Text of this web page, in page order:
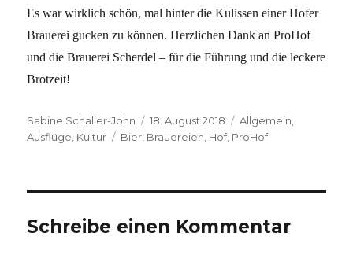
Es war wirklich schön, mal hinter die Kulissen einer Hofer
Brauerei gucken zu können. Herzlichen Dank an ProHof
und die Brauerei Scherdel – für die Führung und die leckere
Brotzeit!
Autor
Sabine Schaller-John
Veröffentlicht
am
18. August 2018 Kategorien
Allgemein,
Ausflüge, Kultur Schlagwörter
Bier, Brauereien, Hof, ProHof
Schreibe einen Kommentar